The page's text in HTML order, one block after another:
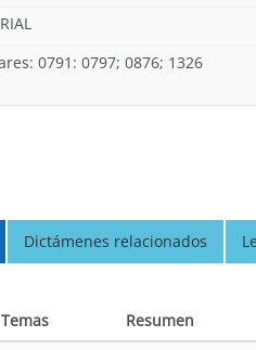
0791: 0797; 0876; 1326
Dictámenes relacionados
Temas Resumen